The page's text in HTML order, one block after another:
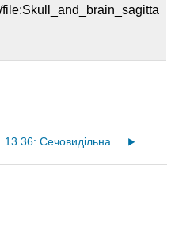
13.36: Сечовидільна система